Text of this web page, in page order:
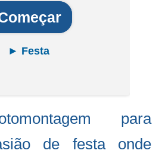
► Festa
para
de festa onde